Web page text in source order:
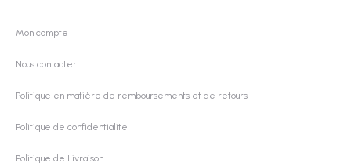
Mon compte
Nous contacter
Politique en matière de remboursements et de retours
Politique de confidentialité
Politique de Livraison